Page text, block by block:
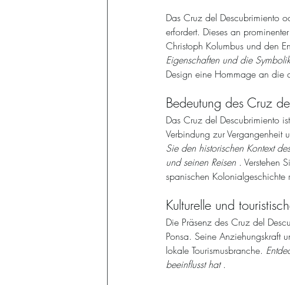
Das Cruz del Descubrimiento
erfordert. Dieses an
Christoph Kolumbus und den
Eigenschaften und die
Design eine Hommage an die
Bedeutung des Cruz
Das Cruz del Descubrimiento
Verbindung zur Vergangenheit
Sie den historischen Kontext
und seinen Reisen . Verstehen
spanischen Kolonialgeschichte
Kulturelle und
Die Präsenz des Cruz del
Ponsa. Seine Anziehungskraft
lokale Tourismusbranche.
beeinflusst hat .